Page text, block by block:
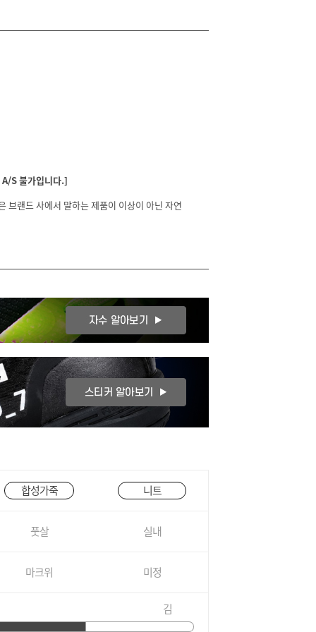
S 불가입니다.]
브랜드 사에서 말하는 제품이 이상이 아닌 자연
합성가죽 니트
풋살 실내
마크위 미정
김